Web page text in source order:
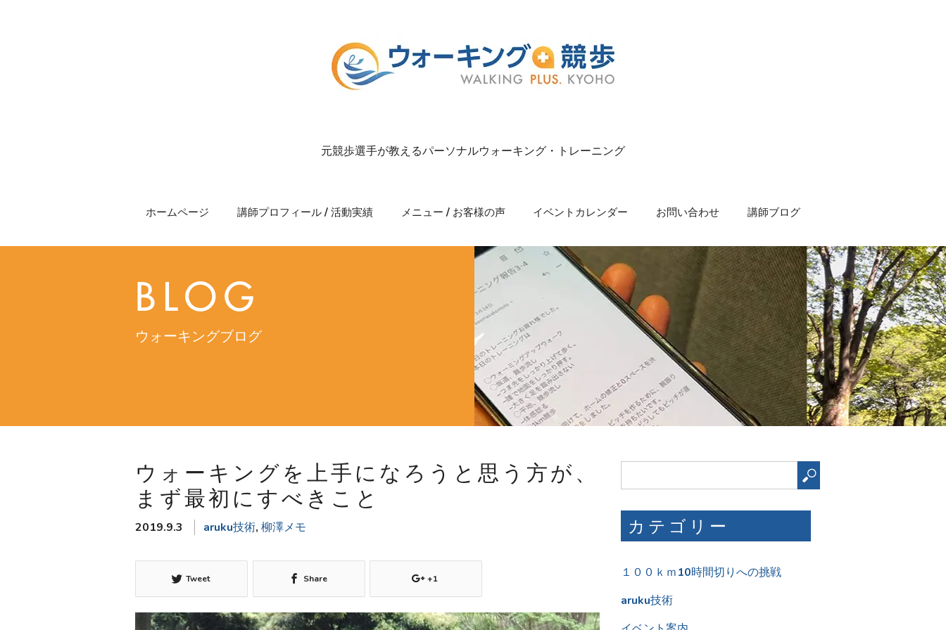
元競歩選手が教えるパーソナルウォーキング・トレーニング
ホームページ 講師プロフィール / 活動実績 メニュー / お客様の声 イベントカレンダー お問い合わせ 講師ブログ
BLOG
ウォーキングブログ
ウォーキングを上手になろうと思う方が、
まず最初にすべきこと
2019.9.3 aruku技術, 柳澤メモ
Tweet Share +1
カテゴリー
１００ｋｍ10時間切りへの挑戦
aruku技術